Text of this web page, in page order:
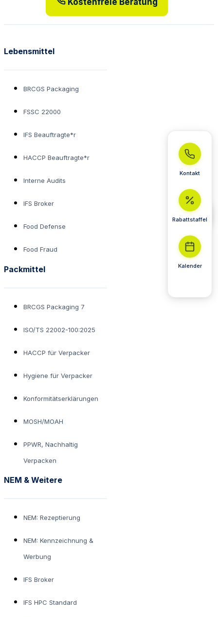
Kostenfreie Beratung
Lebensmittel
BRCGS Packaging
FSSC 22000
IFS Beauftragte*r
HACCP Beauftragte*r
Interne Audits
IFS Broker
Food Defense
Food Fraud
Packmittel
BRCGS Packaging 7
ISO/TS 22002-100:2025
HACCP für Verpacker
Hygiene für Verpacker
Konformitätserklärungen
MOSH/MOAH
PPWR, Nachhaltig
Verpacken
NEM & Weitere
NEM: Rezeptierung
NEM: Kennzeichnung &
Werbung
IFS Broker
IFS HPC Standard
Kontakt
Rabattstaffel
Kalender